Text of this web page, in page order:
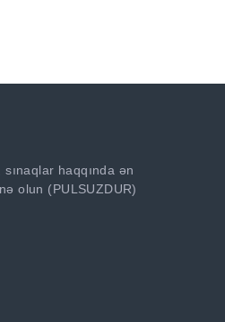
haqqında ən
olun (PULSUZDUR)